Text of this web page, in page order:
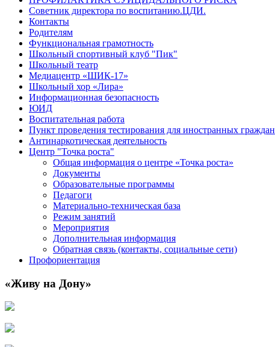
Советник директора по воспитанию.ЦДИ.
Контакты
Родителям
Функциональная грамотность
Школьный спортивный клуб "Пик"
Школьный театр
Медиацентр «ШИК-17»
Школьный хор «Лира»
Информационная безопасность
ЮИД
Воспитательная работа
Пункт проведения тестирования для иностранных граждан
Антинаркотическая деятельность
Центр "Точка роста"
Общая информация о центре «Точка роста»
Документы
Образовательные программы
Педагоги
Материально-техническая база
Режим занятий
Мероприятия
Дополнительная информация
Обратная связь (контакты, социальные сети)
Профориентация
«Живу на Дону»